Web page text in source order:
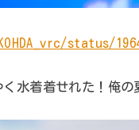
status/
水着着せれた！俺の